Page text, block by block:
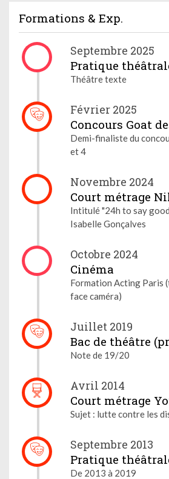
Formations & Exp.
Septembre 2025
Pratique
Théâtre texte
Février 2025
Concours Goat
Demi-finaliste du
et 4
Novembre 2024
Court métrage
Intitulé "24h to say
Isabelle Gonçalves
Octobre 2024
Cinéma
Formation Acting Paris
face caméra)
Juillet 2019
Bac de théâtre
Note de 19/20
Avril 2014
Court métrage
Sujet : lutte contre les
Septembre 2013
Pratique
De 2013 à 2019